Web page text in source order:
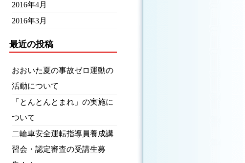
2016年4月
2016年3月
最近の投稿
おおいた夏の事故ゼロ運動の
活動について
「とんとんとまれ」の実施に
ついて
二輪車安全運転指導員養成講
習会・認定審査の受講生募